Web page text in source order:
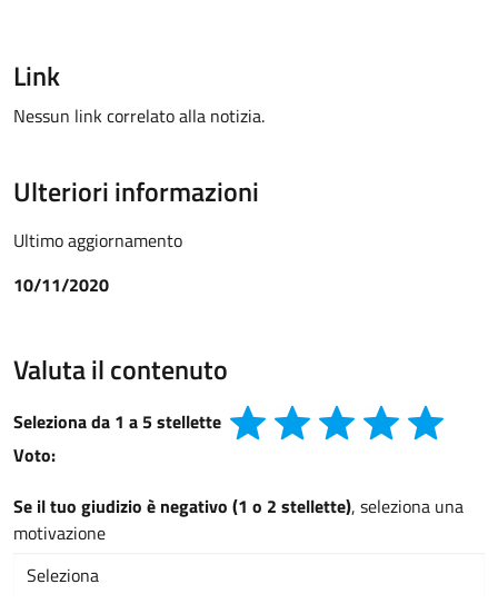
Link
Nessun link correlato alla notizia.
Ulteriori informazioni
Ultimo aggiornamento
10/11/2020
Valuta il contenuto
Seleziona da 1 a 5 stellette
Voto:
Se il tuo giudizio è negativo (1 o 2 stellette), seleziona una
motivazione